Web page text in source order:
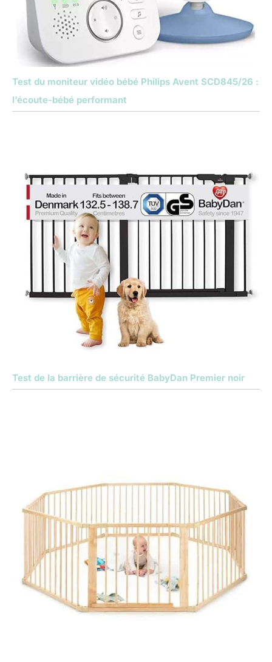
Test du moniteur vidéo bébé Philips Avent SCD845/26 :
l’écoute-bébé performant
Test de la barrière de sécurité BabyDan Premier noir